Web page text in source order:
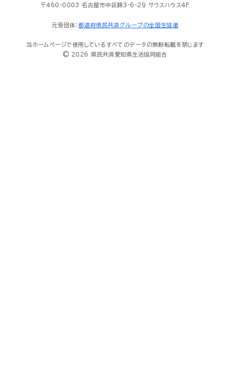
〒460-0003 名古屋市中区錦3-6-29 サウスハウス4F
元受団体： 都道府県民共済グループの全国生協連
当ホームページで使用しているすべてのデータの無断転載を禁じます
© 2026 県民共済愛知県生活協同組合